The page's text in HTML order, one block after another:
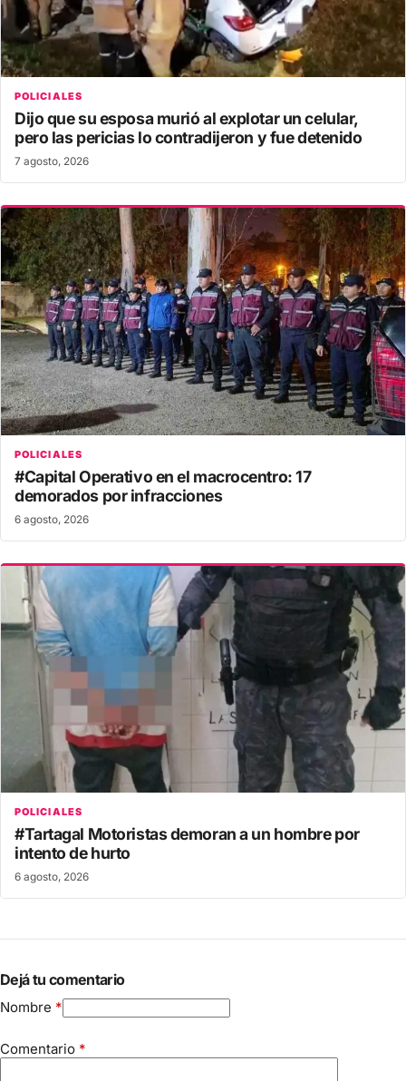
POLICIALES
Dijo que su esposa murió al explotar un celular,
pero las pericias lo contradijeron y fue detenido
7 agosto, 2026
POLICIALES
#Capital Operativo en el macrocentro: 17
demorados por infracciones
6 agosto, 2026
POLICIALES
#Tartagal Motoristas demoran a un hombre por
intento de hurto
6 agosto, 2026
Dejá tu comentario
Nombre *
Comentario *